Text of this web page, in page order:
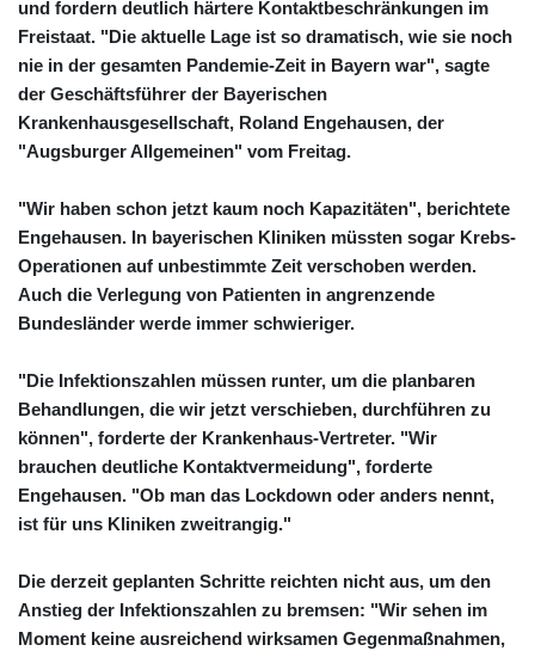
und fordern deutlich härtere Kontaktbeschränkungen im
Freistaat. "Die aktuelle Lage ist so dramatisch, wie sie noch
nie in der gesamten Pandemie-Zeit in Bayern war", sagte
der Geschäftsführer der Bayerischen
Krankenhausgesellschaft, Roland Engehausen, der
"Augsburger Allgemeinen" vom Freitag.
"Wir haben schon jetzt kaum noch Kapazitäten", berichtete
Engehausen. In bayerischen Kliniken müssten sogar Krebs-
Operationen auf unbestimmte Zeit verschoben werden.
Auch die Verlegung von Patienten in angrenzende
Bundesländer werde immer schwieriger.
"Die Infektionszahlen müssen runter, um die planbaren
Behandlungen, die wir jetzt verschieben, durchführen zu
können", forderte der Krankenhaus-Vertreter. "Wir
brauchen deutliche Kontaktvermeidung", forderte
Engehausen. "Ob man das Lockdown oder anders nennt,
ist für uns Kliniken zweitrangig."
Die derzeit geplanten Schritte reichten nicht aus, um den
Anstieg der Infektionszahlen zu bremsen: "Wir sehen im
Moment keine ausreichend wirksamen Gegenmaßnahmen,